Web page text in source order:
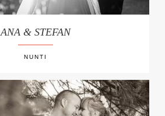
ANA & STEFAN
NUNTI